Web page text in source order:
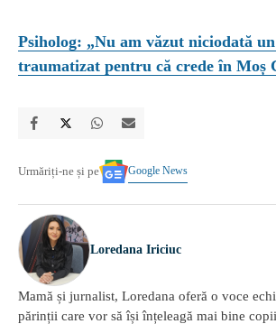
Psiholog: „Nu am văzut niciodată
traumatizat pentru că crede în Moș
Urmăriți-ne și pe Google News
Loredana Iriciuc
Mamă și jurnalist, Loredana oferă o voce
părinții care vor să își înțeleagă mai bine